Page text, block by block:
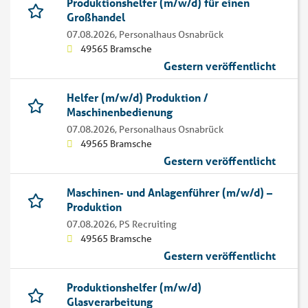
Großhandel
07.08.2026, Personalhaus Osnabrück
49565 Bramsche
Gestern veröffentlicht
Helfer (m/w/d) Produktion /
Maschinenbedienung
07.08.2026, Personalhaus Osnabrück
49565 Bramsche
Gestern veröffentlicht
Maschinen- und Anlagenführer (m/w/d) –
Produktion
07.08.2026, PS Recruiting
49565 Bramsche
Gestern veröffentlicht
Produktionshelfer (m/w/d)
Glasverarbeitung